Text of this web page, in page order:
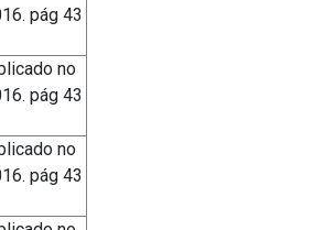
pág 43
no
pág 43
no
pág 43